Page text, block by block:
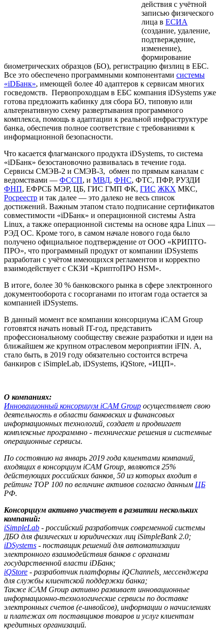
действия с учётной
записью физического
лица в ЕСИА
(создание, удаление,
подтверждение,
изменение),
формирование
биометрических образцов (БО), регистрацию физлиц в ЕБС.
Все это обеспечено программными компонентами системы
«iDБанк», имеющей более 40 адаптеров к сервисам многих
госведомств. Первопроходцам в ЕБС компания iDSystems уже
готова предложить кабинку для сбора БО, типовую или
альтернативную схему развертывания программного
комплекса, помощь в адаптации к реальной инфраструктуре
банка, обеспечив полное соответствие с требованиями к
информационной безопасности.
Что касается флагманского продукта iDSystems, то система
«iDБанк» безостановочно развивалась в течение года.
Сервисы СМЭВ-2 и СМЭВ-3, обмен по прямым каналам с
ведомствами — ФССП, и МВД, ФНС, ФТС, ПФР, РУЗДИ
ФНП, ЕФРСБ МЭР, ЦБ, ГИС ГМП ФК, ГИС ЖКХ МКС,
Росреестр и так далее — это далеко не весь список
достижений. Важным этапом стало подписание сертификатов
совместимости «iDБанк» и операционной системы Astra
Linux, а также операционной системы на основе ядра Linux —
РЭД ОС. Кроме того, в самом начале нового года было
получено официальное подтверждение от ООО «КРИПТО-
ПРО», что программный продукт от компании iDSystems
разработан с учётом имеющихся регламентов и корректно
взаимодействует с СКЗИ «КриптоПРО HSM».
В итоге, более 30 % банковского рынка в сфере электронного
документооборота с госорганами по итогам года остается за
компанией iDSystems.
В данный момент все компании консорциума iCAM Group
готовятся начать новый IT-год, представить
профессиональному сообществу свежие разработки и идеи на
ближайшем же крупном отраслевом мероприятии iFIN. А,
стало быть, в 2019 году обязательно состоится встреча
банкиров с iSimpleLab, iDSystems, iQStore, «ИЦП».
О компаниях:
Инновационный консорциум iCAM Group осуществляет свою
деятельность в области банковских и финансовых
информационных технологий, создает и продвигает
комплексные программно - технические решения и системные
операционные сервисы.
По состоянию на январь 2019 года клиентами компаний,
входящих в консорциум iCAM Group, являются 25%
действующих российских банков, 50 из которых входит в
рейтинг TOP 100 по величине активов согласно данным ЦБ
РФ.
Консорциум активно участвует в развитии нескольких
компаний:
iSimpleLab - российский разработчик современной системы
ДБО для физических и юридических лиц iSimpleBank 2.0;
iDSystems - поставщик решений для автоматизации
электронного взаимодействия банков с органами
государственной власти iDБанк;
iQStore - разработчик платформы iQChannels, мессенджера
для службы клиентской поддержки банка;
Также iCAM Group активно развивает инновационные
информационно-технологические сервисы по доставке
электронных счетов (е-инвойсов), информации о начислениях
и платежах от поставщиков товаров и услуг клиентам
кредитных организаций.